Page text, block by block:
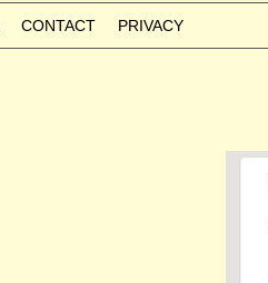
CONTACT PRIVACY